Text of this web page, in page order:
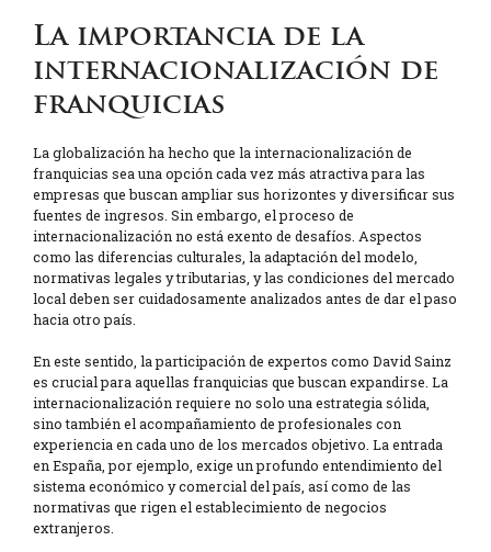
La importancia de la
internacionalización de
franquicias
La globalización ha hecho que la internacionalización de
franquicias sea una opción cada vez más atractiva para las
empresas que buscan ampliar sus horizontes y diversificar sus
fuentes de ingresos. Sin embargo, el proceso de
internacionalización no está exento de desafíos. Aspectos
como las diferencias culturales, la adaptación del modelo,
normativas legales y tributarias, y las condiciones del mercado
local deben ser cuidadosamente analizados antes de dar el paso
hacia otro país.
En este sentido, la participación de expertos como David Sainz
es crucial para aquellas franquicias que buscan expandirse. La
internacionalización requiere no solo una estrategia sólida,
sino también el acompañamiento de profesionales con
experiencia en cada uno de los mercados objetivo. La entrada
en España, por ejemplo, exige un profundo entendimiento del
sistema económico y comercial del país, así como de las
normativas que rigen el establecimiento de negocios
extranjeros.